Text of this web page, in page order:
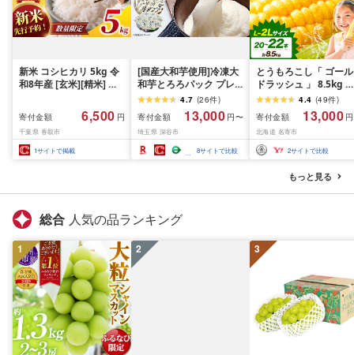
新米 コシヒカリ 5kg 令
和8年産 [玄米][精米] 先
米 数量 限定 こしひかり
5キロ 米5kg ごはん こめ
コメ はくまい お米マイ
スター 厳選 予約 白飯 ※
okome kome おむすび
千葉県産 R8 2026年 産
千葉 千葉県 香取市
寄付金額 6,500 円
千葉県 香取市
1サイトで掲載
[国産大和芋使用]冷凍大
和芋とろろパック プレ
ーン20パック・青のり
10パック/計30パック
[11218-0367]
4.7 (26件)
寄付金額
13,000 円〜
埼玉県 深谷市
8サイトで比較
とうもろこし「 ゴール
ドラッシュ 」 8.5kg 以
上 北海道 名寄 スイー
4.4 (49件)
寄付金額
13,000
北海道 名寄市
2サイトで比較
もっと見る
総合 人気の品ランキング
1 2 3